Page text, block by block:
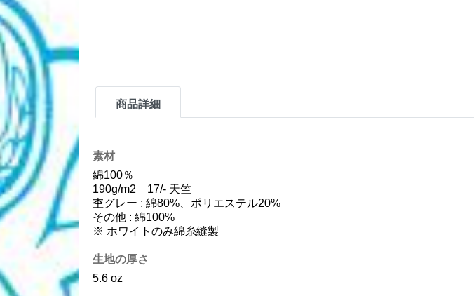
商品詳細
素材
綿100％
190g/m2 17/- 天竺
杢グレー : 綿80%、ポリエステル20%
その他 : 綿100%
※ ホワイトのみ綿糸縫製
生地の厚さ
5.6 oz